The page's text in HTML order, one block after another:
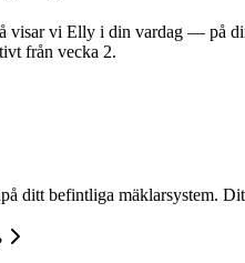
visar vi Elly i din vardag — på
från vecka 2.
ditt befintliga mäklarsystem.